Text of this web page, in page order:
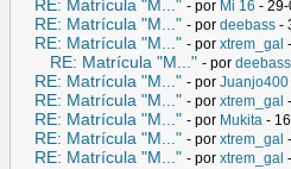
RE: Matrícula "M..." - por Mi 16 -
RE: Matrícula "M..." - por deebass -
RE: Matrícula "M..." - por xtrem_gal
RE: Matrícula "M..." - por deebass
RE: Matrícula "M..." - por Juanjo400
RE: Matrícula "M..." - por xtrem_gal
RE: Matrícula "M..." - por Mukita -
RE: Matrícula "M..." - por xtrem_gal
RE: Matrícula "M..." - por xtrem_gal